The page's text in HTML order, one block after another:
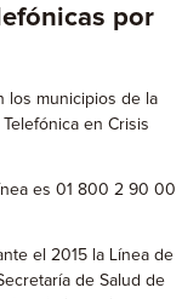
por
los municipios de la
en Crisis
es 01 800 2 90 00
el 2015 la Línea de
de Salud de